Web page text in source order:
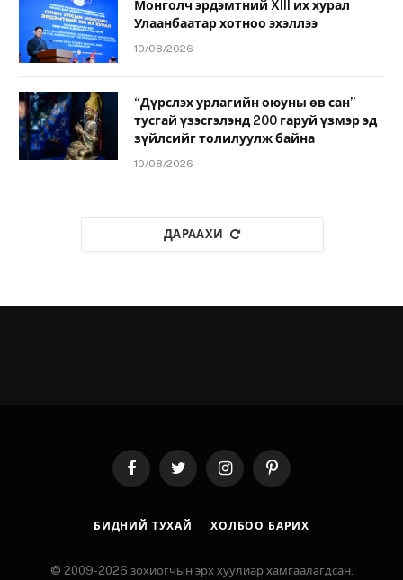
Монголч эрдэмтний XIII их хурал
Улаанбаатар хотноо эхэллээ
10/08/2026
“Дүрслэх урлагийн оюуны өв сан”
тусгай үзэсгэлэнд 200 гаруй үзмэр эд
зүйлсийг толилуулж байна
10/08/2026
ДАРААХИ
FacebookTwitter InstagramPinterest
БИДНИЙ ТУХАЙ ХОЛБОО БАРИХ
© 2009-2026 зохиогчын эрх хуулиар хамгаалагдсан.